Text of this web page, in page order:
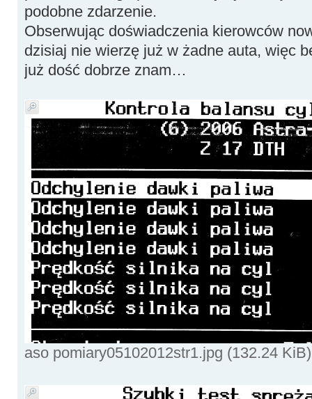
podobne zdarzenie.
Obserwując doświadczenia kierowców
dzisiaj nie wierzę już w żadne auta, więc
już dość dobrze znam…
aso pomiary05102012str1.jpg (132.24